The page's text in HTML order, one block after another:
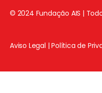
© 2024 Fundação AIS |
Aviso Legal |Política de